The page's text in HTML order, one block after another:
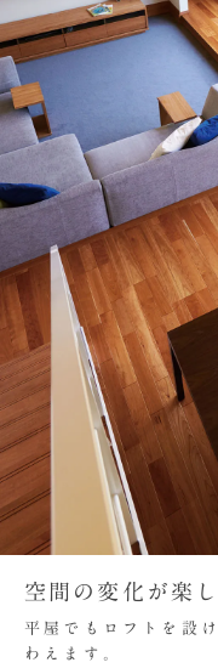
空間の変化が楽
平屋でもロフトを設
わえます。